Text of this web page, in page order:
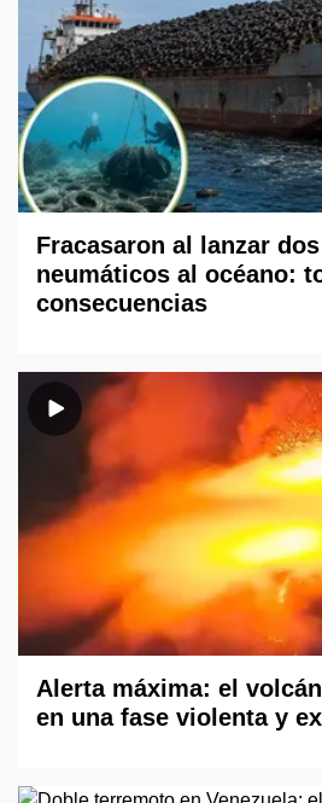
Fracasaron al lanzar
neumáticos al océano:
consecuencias
Alerta máxima: el
en una fase violenta y